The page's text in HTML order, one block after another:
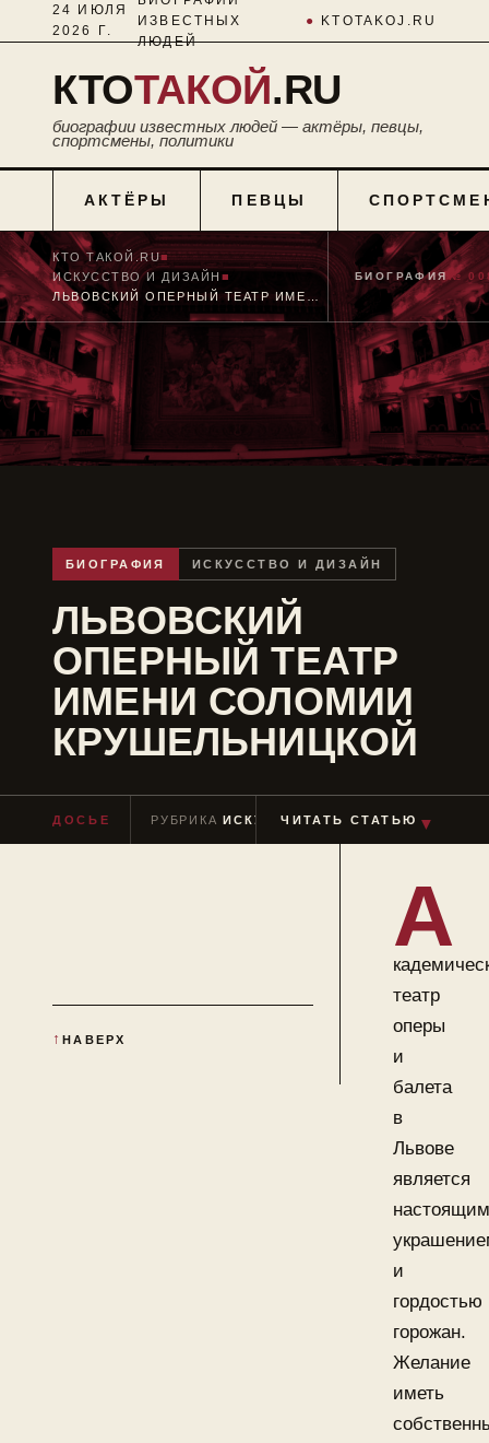
24 ИЮЛЯ
2026 Г.
ИЗВЕСТНЫХ
ЛЮДЕЙ
● KTOTAKOJ.RU
КТОТАКОЙ.RU
биографии известных людей — актёры, певцы,
спортсмены, политики
АКТЁРЫ ПЕВЦЫ
КТО ТАКОЙ.RU■
ИСКУССТВО И ДИЗАЙН ■
БИОГРАФИЯ №
БИОГРАФИЯ ИСКУССТВО И ДИЗАЙН
ЛЬВОВСКИЙ
ОПЕРНЫЙ ТЕАТР
ИМЕНИ СОЛОМИИ
КРУШЕЛЬНИЦКОЙ
ДОСЬЕ РУБРИКАИСКУССТВО И ДИЗАЙН
ЧИТАТЬ СТАТЬЮ ▼
НАВЕРХ
А
театр
оперы
и
балета
в
Львове
является
настоящим
и
гордостью
горожан.
Желание
иметь